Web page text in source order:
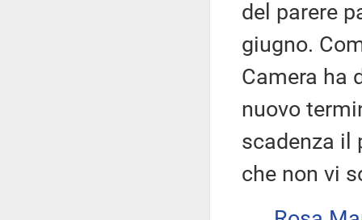
del parere
giugno.
Camera ha
nuovo
scadenza il
che non vi